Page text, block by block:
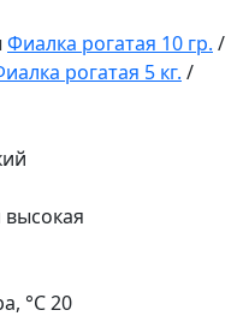
Фиалка рогатая 10 гр. /
рогатая 5 кг. /
высокая
°C20